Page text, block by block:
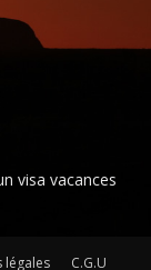
visa vacances
légales C.G.U